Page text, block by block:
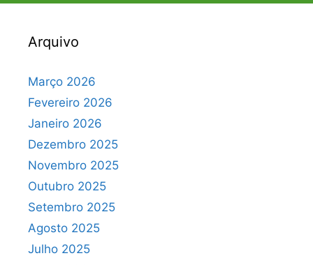
Arquivo
Março 2026
Fevereiro 2026
Janeiro 2026
Dezembro 2025
Novembro 2025
Outubro 2025
Setembro 2025
Agosto 2025
Julho 2025